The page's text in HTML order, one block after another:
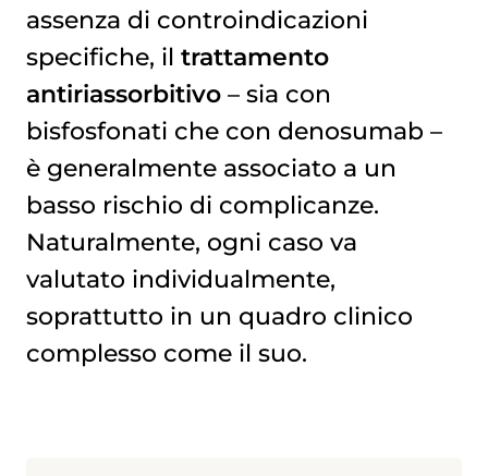
assenza di controindicazioni
specifiche, il trattamento
antiriassorbitivo– sia con
bisfosfonati che con denosumab –
è generalmente associato a un
basso rischio di complicanze.
Naturalmente, ogni caso va
valutato individualmente,
soprattutto in un quadro clinico
complesso come il suo.